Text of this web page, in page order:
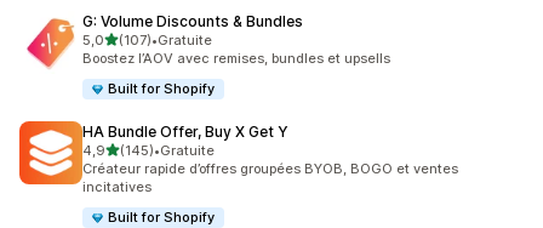
G: Volume Discounts & Bundles
5,0étoile(s) sur 5
(107)
107 avis au total
•Gratuite
Boostez l’AOV avec remises, bundles et upsells
Built for Shopify
HA Bundle Offer, Buy X Get Y
4,9étoile(s) sur 5
(145)
145 avis au total
•Gratuite
Créateur rapide d’offres groupées BYOB, BOGO et ventes
incitatives
Built for Shopify